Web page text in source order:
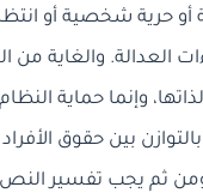
أو حرية شخصية أو
العدالة. والغاية
وإنما حماية
بين حقوق
ثم يجب تفسير النص